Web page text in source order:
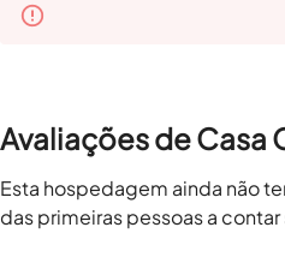
Avaliações de Casa
Esta hospedagem ainda não
das primeiras pessoas a